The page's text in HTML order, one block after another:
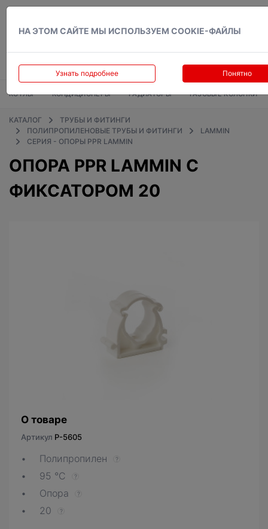
НА ЭТОМ САЙТЕ МЫ ИСПОЛЬЗУЕМ COOKIE-ФАЙЛЫ
Узнать подробнее Понятно
КОТЛЫ КОНДИЦИОНЕРЫ РАДИАТОРЫ ГАЗОВЫЕ КОЛОНКИ
КАТАЛОГ
ТРУБЫ И ФИТИНГИ
ПОЛИПРОПИЛЕНОВЫЕ ТРУБЫ И ФИТИНГИ
LAMMIN
СЕРИЯ - ОПОРЫ PPR LAMMIN
ОПОРА PPR LAMMIN С
ФИКСАТОРОМ 20
О товаре
Артикул P-5605
Полипропилен ?
95 °C ?
Опора ?
20 ?